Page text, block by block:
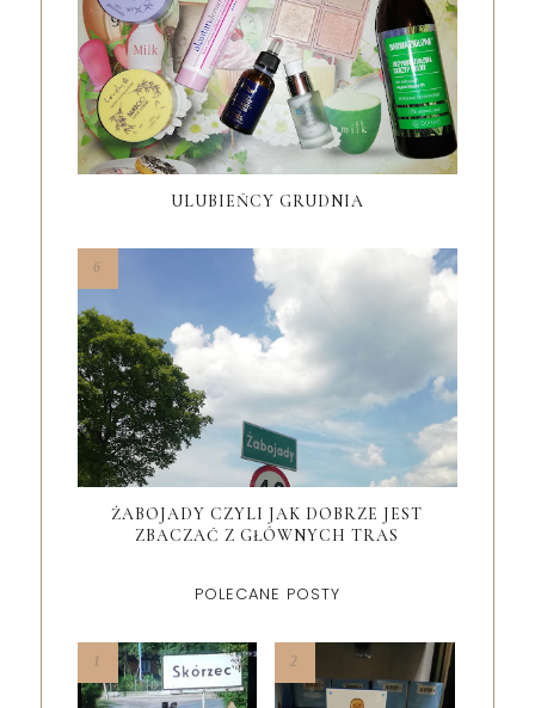
ULUBIEŃCY GRUDNIA
ŻABOJADY CZYLI JAK DOBRZE JEST
ZBACZAĆ Z GŁÓWNYCH TRAS
POLECANE POSTY